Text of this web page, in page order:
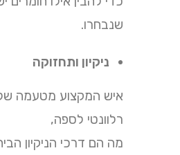
שנבחרו.
ניקיון ותחזוקה
איש המקצוע מטעמה של
רלוונטי לספה,
מה הם דרכי הניקיון